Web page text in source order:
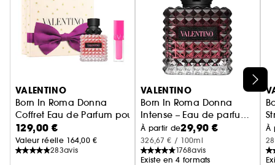
VALENTINO
Born In Roma Donna
Coffret Eau de Parfum pour femme
129,00 €
Valeur réelle 164,00 €
283avis
VALENTINO
Born In Roma Donna
Intense – Eau de parfum
florale ambrée pour elle
À partir de29,90 €
326,67 € / 100ml
1768avis
Existe en 4 formats
À